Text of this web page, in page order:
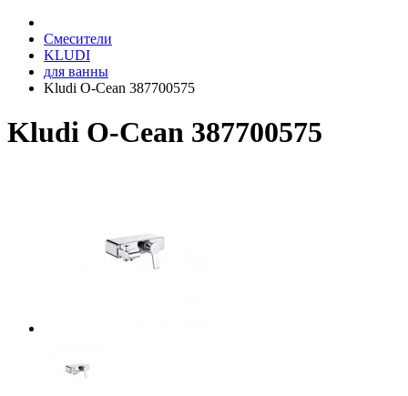
Смесители
KLUDI
для ванны
Kludi O-Cean 387700575
Kludi O-Cean 387700575